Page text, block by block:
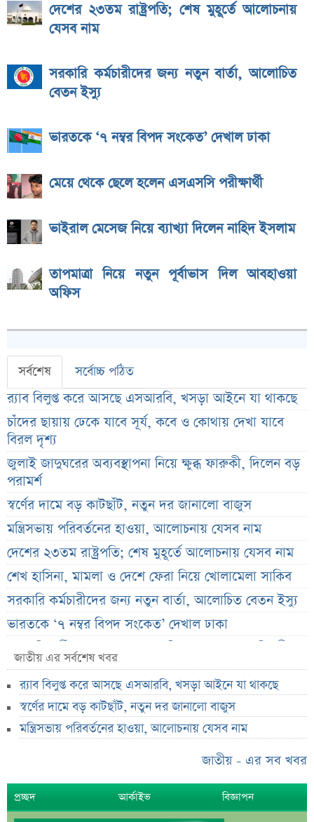
দেশের ২৩তম রাষ্ট্রপতি; শেষ মুহূর্তে আলোচনায়
যেসব নাম
সরকারি কর্মচারীদের জন্য নতুন বার্তা, আলোচিত
বেতন ইস্যু
ভারতকে ‘৭ নম্বর বিপদ সংকেত’ দেখাল ঢাকা
মেয়ে থেকে ছেলে হলেন এসএসসি পরীক্ষার্থী
ভাইরাল মেসেজ নিয়ে ব্যাখ্যা দিলেন নাহিদ ইসলাম
তাপমাত্রা নিয়ে নতুন পূর্বাভাস দিল আবহাওয়া
অফিস
সর্বশেষ সর্বোচ্চ পঠিত
র‌্যাব বিলুপ্ত করে আসছে এসআরবি, খসড়া আইনে যা থাকছে
চাঁদের ছায়ায় ঢেকে যাবে সূর্য, কবে ও কোথায় দেখা যাবে
বিরল দৃশ্য
জুলাই জাদুঘরের অব্যবস্থাপনা নিয়ে ক্ষুব্ধ ফারুকী, দিলেন বড়
পরামর্শ
স্বর্ণের দামে বড় কাটছাঁট, নতুন দর জানালো বাজুস
মন্ত্রিসভায় পরিবর্তনের হাওয়া, আলোচনায় যেসব নাম
দেশের ২৩তম রাষ্ট্রপতি; শেষ মুহূর্তে আলোচনায় যেসব নাম
শেখ হাসিনা, মামলা ও দেশে ফেরা নিয়ে খোলামেলা সাকিব
সরকারি কর্মচারীদের জন্য নতুন বার্তা, আলোচিত বেতন ইস্যু
ভারতকে ‘৭ নম্বর বিপদ সংকেত’ দেখাল ঢাকা
সরকারি কর্মীদের বেতন বাড়ানো নিয়ে যা বললেন প্রতিমন্ত্রী
এস আলমের শাটডাউনে ডিএসইর বন্ধ কোম্পানির সংখ্যা
দাঁড়াল ৩৫
সাপ্তাহিক দর বৃদ্ধির শীর্ষ ১০ কোম্পানি
সাপ্তাহিক দর পতনের শীর্ষ ১০ কোম্পানি
মেয়ে থেকে ছেলে হলেন এসএসসি পরীক্ষার্থী
বিয়ের আগেই গর্ভবতী, মেয়েকে নদীতে ডুবিয়ে হত্যা বাবার
জাতীয় এর সর্বশেষ খবর
র‌্যাব বিলুপ্ত করে আসছে এসআরবি, খসড়া আইনে যা থাকছে
স্বর্ণের দামে বড় কাটছাঁট, নতুন দর জানালো বাজুস
মন্ত্রিসভায় পরিবর্তনের হাওয়া, আলোচনায় যেসব নাম
জাতীয় - এর সব খবর
প্রচ্ছদ আর্কাইভ বিজ্ঞাপন